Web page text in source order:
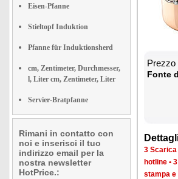
Eisen-Pfanne
Stieltopf Induktion
Pfanne für Induktionsherd
cm, Zentimeter, Durchmesser,
l, Liter cm, Zentimeter, Liter
Servier-Bratpfanne
Rimani in contatto con
noi e inserisci il tuo
indirizzo email per la
nostra newsletter
HotPrice.:
Prezzo
Fonte
3
hotline •
stampa e